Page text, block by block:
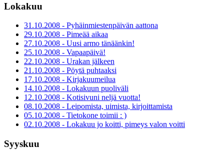
Lokakuu
31.10.2008 - Pyhäinmiestenpäivän aattona
29.10.2008 - Pimeää aikaa
27.10.2008 - Uusi armo tänäänkin!
25.10.2008 - Vapaapäivä!
22.10.2008 - Urakan jälkeen
21.10.2008 - Pöytä puhtaaksi
17.10.2008 - Kirjakuumeilua
14.10.2008 - Lokakuun puoliväli
12.10.2008 - Kotisivuni neljä vuotta!
08.10.2008 - Leipomista, uimista, kirjoittamista
05.10.2008 - Tietokone toimii : )
02.10.2008 - Lokakuu jo koitti, pimeys valon voitti
Syyskuu